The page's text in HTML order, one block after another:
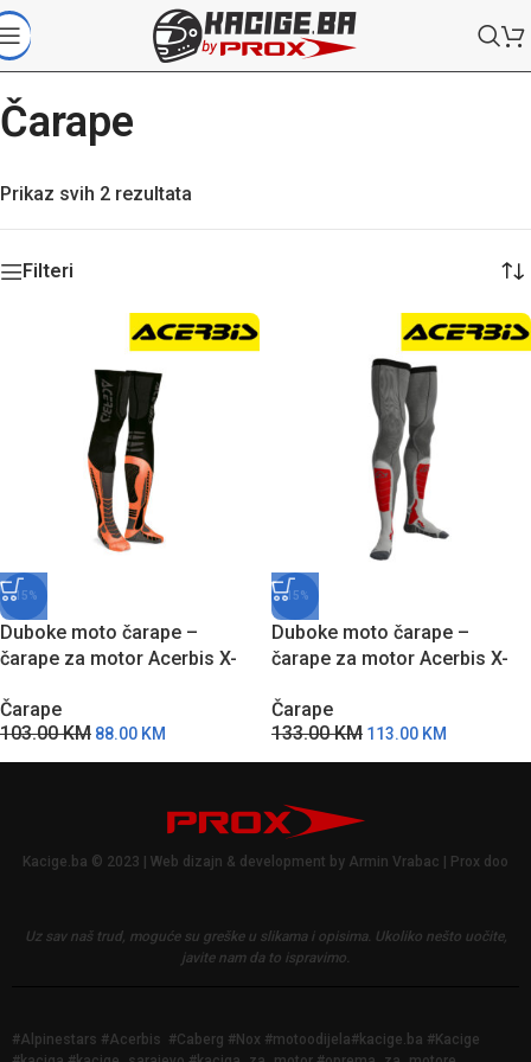
Čarape
Prikaz svih 2 rezultata
Filteri
-15%
Duboke moto čarape –
čarape za motor Acerbis X-
Čarape
103.00KM 88.00 KM
-15%
Duboke moto čarape –
čarape za motor Acerbis X-
Čarape
133.00KM 113.00 KM
Kacige.ba © 2023 | Web dizajn & development by Armin Vrabac | Prox doo
Uz sav naš trud, moguće su greške u slikama i opisima. Ukoliko nešto uočite,
javite nam da to ispravimo.
#Alpinestars #Acerbis #Caberg #Nox #motoodijela#kacige.ba #Kacige